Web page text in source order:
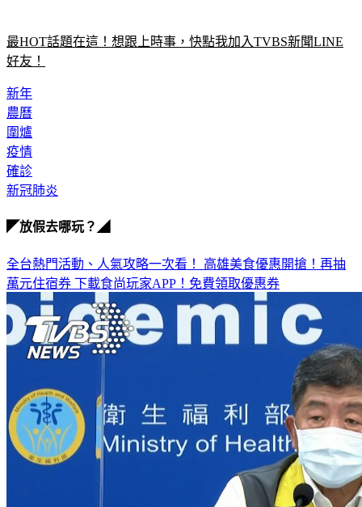
最HOT話題在這！想跟上時事，快點我加入TVBS新聞LINE
好友！
新年
農曆
圍爐
疫情
確診
新冠肺炎
◤放假去哪玩？◢
全台熱門活動、人氣攻略一次看！ 高雄美食優惠開搶！再抽
萬元住宿券 下載食尚玩家APP！免費領取優惠券